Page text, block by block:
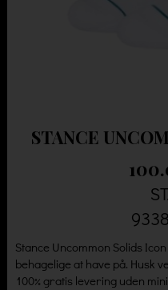
STANCE
Stance Uncommon Solids
behagelige at have på. Husk
100% gratis levering uden